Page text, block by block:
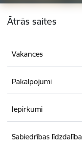
Kājene
Ātrās saites
Vakances
Pakalpojumi
Iepirkumi
Sabiedrības līdzdalība